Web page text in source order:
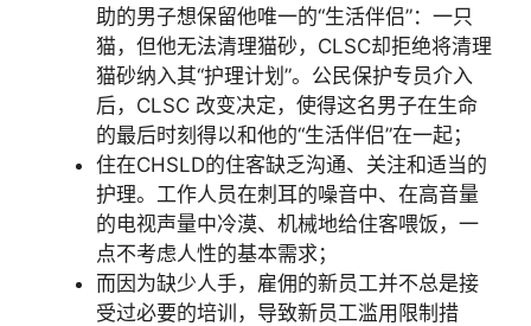
助的男子想保留他唯一的“生活伴侣”：一只
猫，但他无法清理猫砂，CLSC却拒绝将清理
猫砂纳入其“护理计划”。公民保护专员介入
后，CLSC 改变决定，使得这名男子在生命
的最后时刻得以和他的“生活伴侣”在一起；
住在CHSLD的住客缺乏沟通、关注和适当的
护理。工作人员在刺耳的噪音中、在高音量
的电视声量中冷漠、机械地给住客喂饭，一
点不考虑人性的基本需求；
而因为缺少人手，雇佣的新员工并不总是接
受过必要的培训，导致新员工滥用限制措